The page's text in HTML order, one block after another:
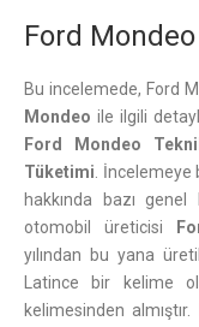
Ford
Bu incelemede, Ford
Mondeo ile ilgili
Ford Mondeo
Tüketimi. İncelemeye
hakkında bazı
otomobil üreticisi
yılından bu yana
Latince bir kelime
kelimesinden